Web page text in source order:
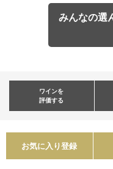
みんなの選
ワインを
評価する
お気に入り登録